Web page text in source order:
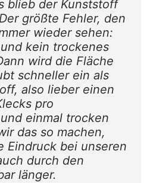
blieb der Kunststoff
größte Fehler, den
wieder sehen:
kein trockenes
wird die Fläche
schneller ein als
also lieber einen
pro
einmal trocken
das so machen,
Eindruck bei unseren
durch den
länger.